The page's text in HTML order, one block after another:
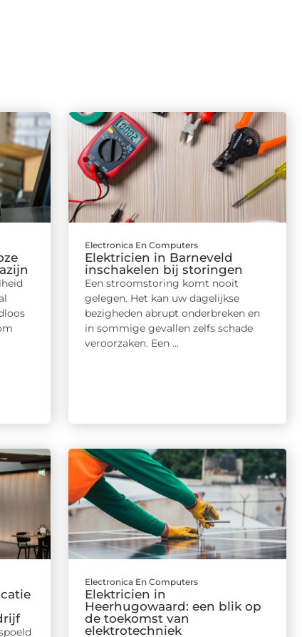
Electronica En Computers
Elektricien in Barneveld
inschakelen bij storingen
Een stroomstoring komt nooit
gelegen. Het kan uw dagelijkse
bezigheden abrupt onderbreken en
in sommige gevallen zelfs schade
veroorzaken. Een ...
Electronica En Computers
Elektricien in
Heerhugowaard: een blik op
de toekomst van
elektrotechniek